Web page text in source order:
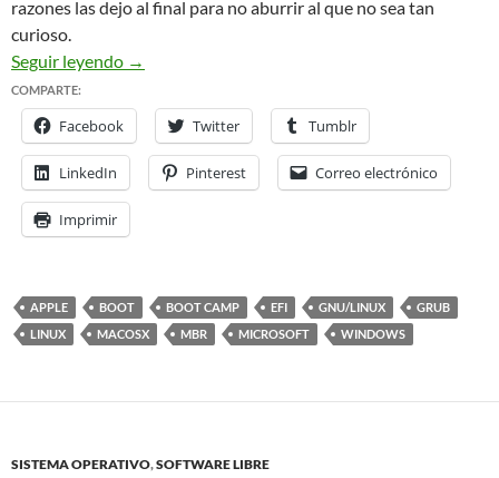
razones las dejo al final para no aburrir al que no sea tan
curioso.
Seguir leyendo Triple Boot en un equipo Macbook
→
COMPARTE:
Facebook Twitter Tumblr
LinkedIn Pinterest Correo electrónico
Imprimir
APPLE BOOT BOOT CAMP EFI GNU/LINUX
GRUB
LINUX
MACOSX MBR MICROSOFT WINDOWS
SISTEMA OPERATIVO,SOFTWARE LIBRE